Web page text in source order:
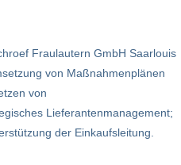
Fraulautern GmbH Saarlouis
von Maßnahmenplänen
von
Lieferantenmanagement;
der Einkaufsleitung.